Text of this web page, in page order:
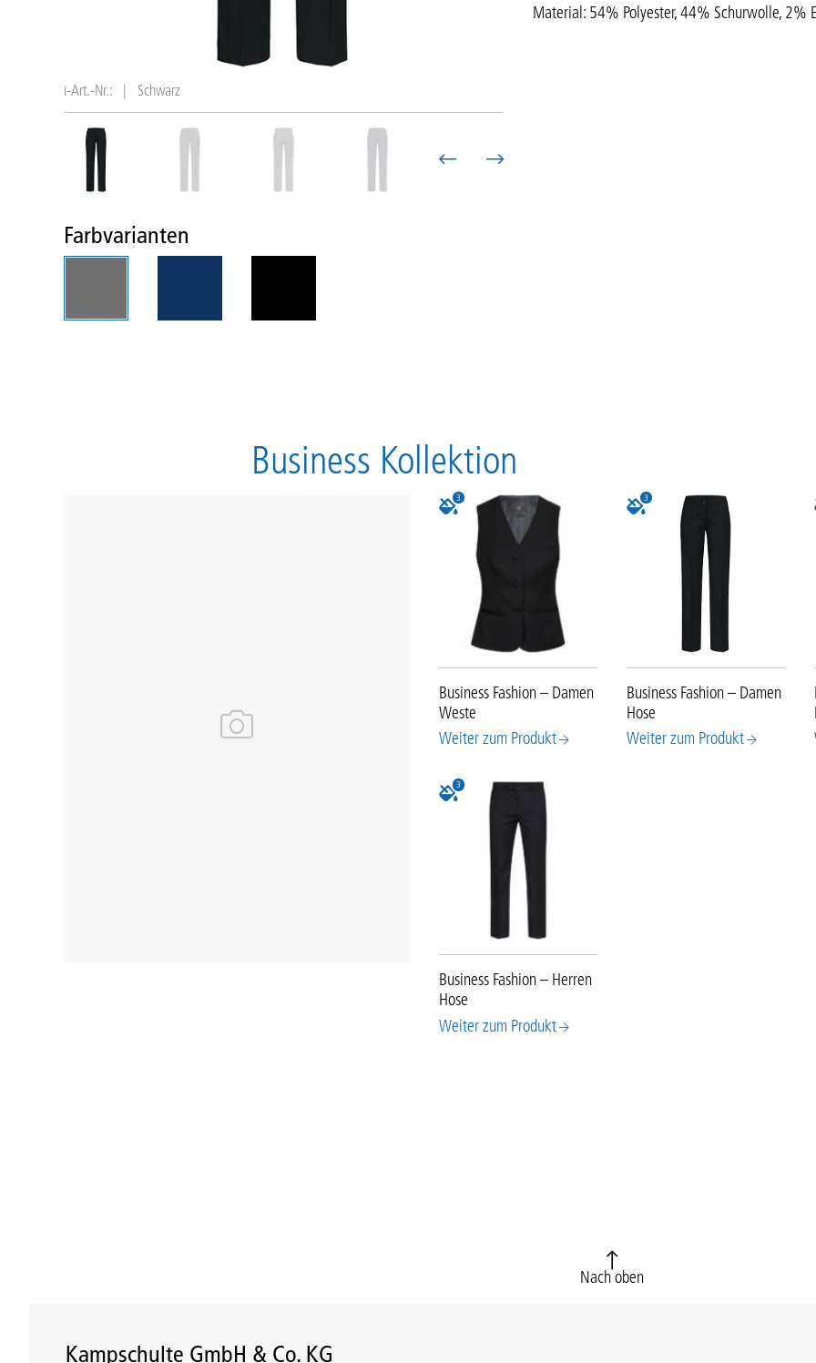
i-Art.-Nr.: | Schwarz
Farbvarianten
Material: 54% Polyester, 44% Schurwolle, 2%
Business Kollektion
3
Business Fashion – Damen
Weste
Weiter zum Produkt
3
Business Fashion – Damen
Hose
Weiter zum Produkt
3
Business Fashion – Herren
Hose
Weiter zum Produkt
Nach oben
Kampschulte GmbH & Co. KG